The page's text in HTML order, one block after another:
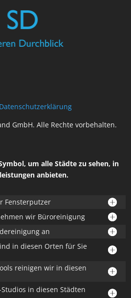
Datenschutzerklärung
GmbH. Alle Rechte vorbehalten.
um alle Städte zu sehen, in
anbieten.
Fensterputzer
wir Büroreinigung
an
in diesen Orten für Sie
reinigen wir in diesen
in diesen Städten